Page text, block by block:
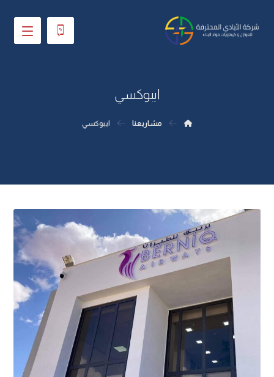
ايبوكسي
مشاريعنا ايبوكسي